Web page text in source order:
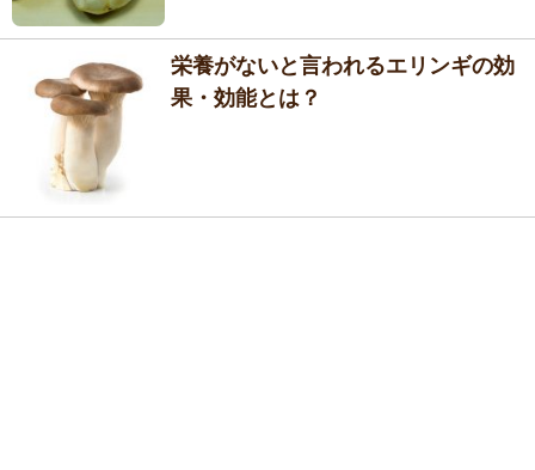
栄養がないと言われるエリンギの効
果・効能とは？